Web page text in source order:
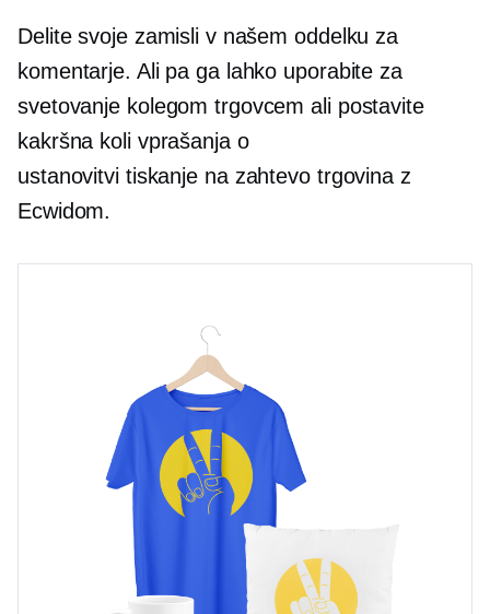
Delite svoje zamisli v našem oddelku za
komentarje. Ali pa ga lahko uporabite za
svetovanje kolegom trgovcem ali postavite
kakršna koli vprašanja o
ustanovitvi tiskanje na zahtevotrgovina z
Ecwidom.